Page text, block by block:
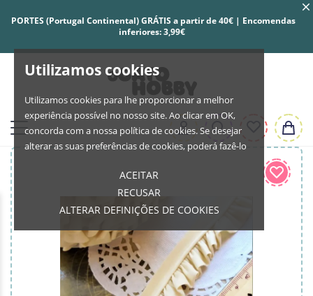
Utilizamos cookies
Utilizamos cookies para lhe proporcionar a melhor
experiência possível no nosso site. Ao clicar em OK,
concorda com a nossa política de cookies. Se desejar
alterar as suas preferências de cookies, poderá fazê-lo
ACEITAR
RECUSAR
ALTERAR DEFINIÇÕES DE COOKIES
PORTES (Portugal Continental) GRÁTIS a partir de 40€ | Encomendas
inferiores: 3,99€